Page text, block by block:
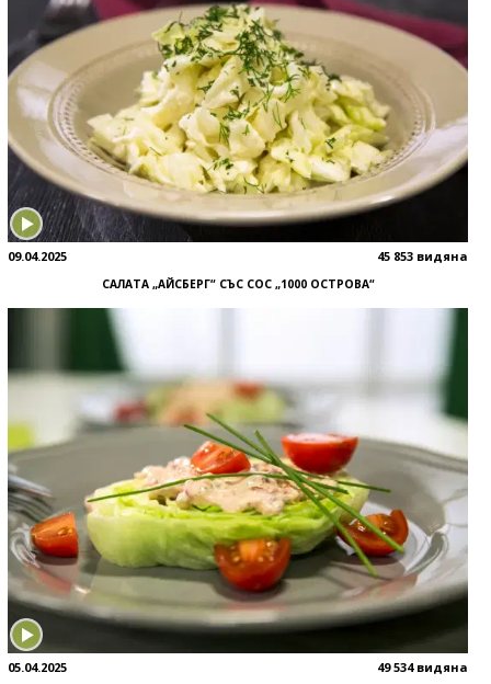
09.04.2025 45 853 видяна
САЛАТА „АЙСБЕРГ“ СЪС СОС „1000 ОСТРОВА“
05.04.2025 49 534 видяна